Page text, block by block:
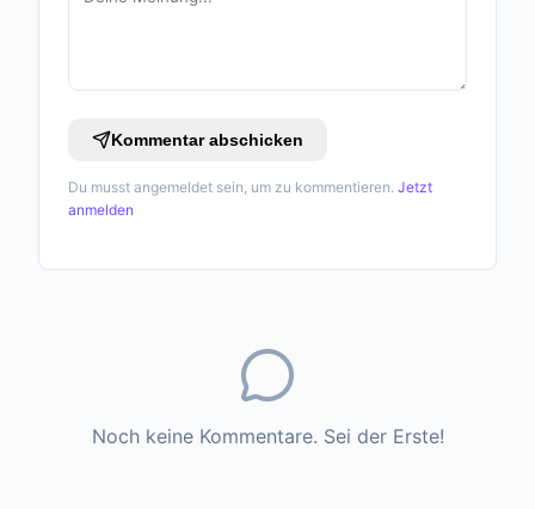
Kommentar abschicken
Du musst angemeldet sein, um zu kommentieren. Jetzt
anmelden
Noch keine Kommentare. Sei der Erste!